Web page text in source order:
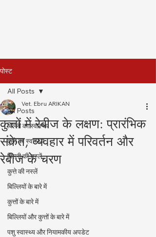
पोस्ट
All Posts
बिल्ली का स्वास्थ्य
कुत्ते का स्वास्थ्य
बिल्ली की नस्लें
कुत्ते की नस्लें
बिल्लियों के बारे में
कुत्तों के बारे में
बिल्लियों और कुत्तों के बारे में
पशु स्वास्थ्य और नियामकीय अपडेट
All Posts
कुत्तों में रेबीज के लक्षण: प्रारंभिक
संकेत, व्यवहार में परिवर्तन और
रेबीज के चरण
Vet. Ebru ARIKAN